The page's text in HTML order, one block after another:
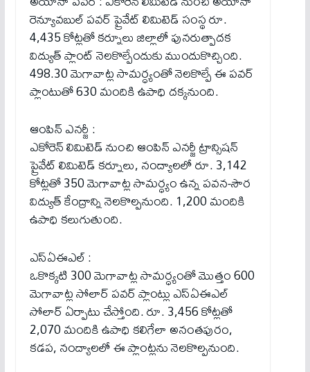
రెన్యూవబుల్ పవర్ ప్రైవేట్ లిమిటెడ్ సంస్థ రూ.
4,435 కోట్లతో కర్నూలు జిల్లాలో పునరుత్పాదక
విద్యుత్ ప్లాంట్ నెలకొల్పేందుకు ముందుకొచ్చింది.
498.30 మెగావాట్ల సామర్ధ్యంతో నెలకొల్పే ఈ పవర్
ప్లాంటుతో 630 మందికి ఉపాధి దక్కనుంది.
ఆంపిన్ ఎనర్జీ :
ఎకోరెన్ లిమిటెడ్ నుంచి ఆంపిన్ ఎనర్జీ ట్రాన్సిషన్
ప్రైవేట్ లిమిటెడ్ కర్నూలు, నంద్యాలలో రూ. 3,142
కోట్లతో 350 మెగావాట్ల సామర్ధ్యం ఉన్న పవన-సౌర
విద్యుత్ కేంద్రాన్ని నెలకొల్పనుంది. 1,200 మందికి
ఉపాధి కలుగుతుంది.
ఎస్ఏఈఎల్ :
ఒకొక్కటి 300 మెగావాట్ల సామర్ధ్యంతో మొత్తం 600
మెగావాట్ల సోలార్ పవర్ ప్లాంట్లు ఎస్ఏఈఎల్
సోలార్ ఏర్పాటు చేస్తోంది. రూ. 3,456 కోట్లతో
2,070 మందికి ఉపాధి కలిగేలా అనంతపురం,
కడప, నంద్యాలలో ఈ ప్లాంట్లను నెలకొల్పనుంది.